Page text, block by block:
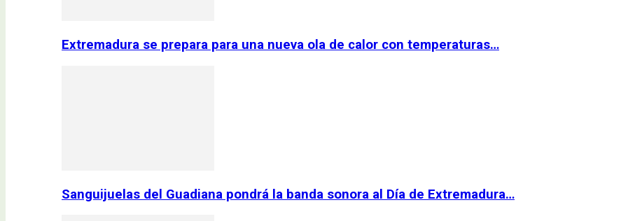
Extremadura se prepara para una nueva ola de calor con temperaturas…
Sanguijuelas del Guadiana pondrá la banda sonora al Día de Extremadura…